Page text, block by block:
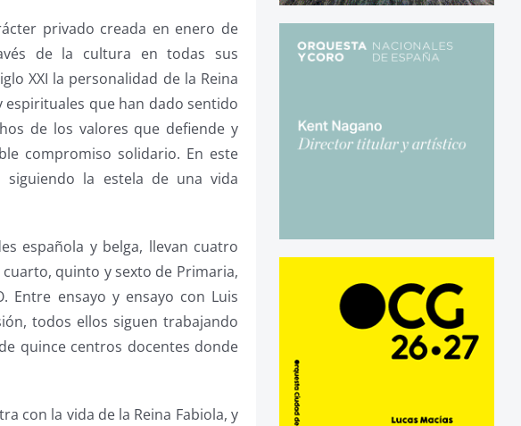
privado creada en enero de
de la cultura en todas sus
XXI la personalidad de la Reina
espirituales que han dado sentido
de los valores que defiende y
compromiso solidario. En este
la estela de una vida
española y belga, llevan cuatro
quinto y sexto de Primaria,
Entre ensayo y ensayo con Luis
todos ellos siguen trabajando
quince centros docentes donde
con la vida de la Reina Fabiola, y